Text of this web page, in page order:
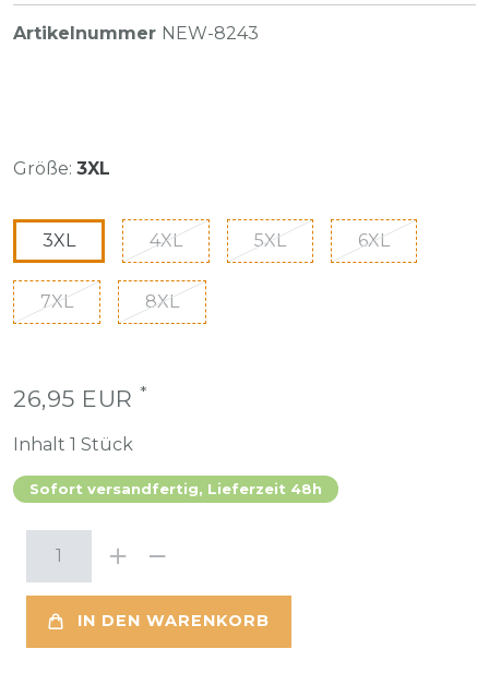
Artikelnummer NEW-8243
Größe: 3XL
3XL 4XL 5XL 6XL
7XL 8XL
26,95 EUR *
Inhalt 1 Stück
Sofort versandfertig, Lieferzeit 48h
IN DEN WARENKORB